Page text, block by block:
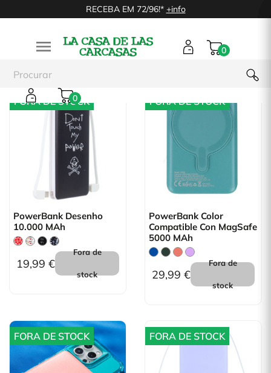
RECEBA EM 72/96!* +info
 0
0
PowerBank Desenho
10.000 MAh
19,99 €
Fora de
stock
FORA DE STOCK
PowerBank Color
Compatible Con MagSafe
5000 MAh
29,99 €
Fora de
stock
FORA DE STOCK
FORA DE STOCK FORA DE STOCK